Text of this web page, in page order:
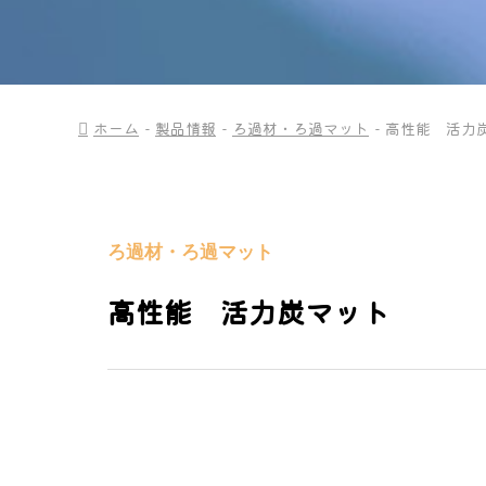
ホーム 製品情報 ろ過材・ろ過マット 高性能 活力
ろ過材・ろ過マット
高性能 活力炭マット